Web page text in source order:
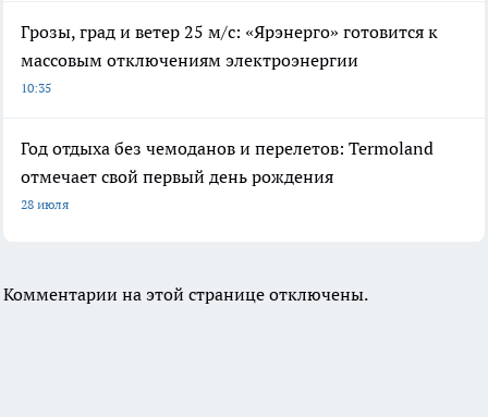
Грозы, град и ветер 25 м/с: «Ярэнерго» готовится к
массовым отключениям электроэнергии
10:35
Год отдыха без чемоданов и перелетов: Termoland
отмечает свой первый день рождения
28 июля
Комментарии на этой странице отключены.